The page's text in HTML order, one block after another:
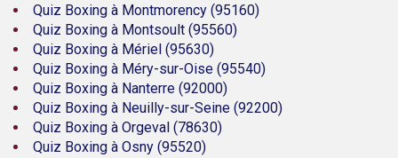
Quiz Boxing à Montmorency (95160)
Quiz Boxing à Montsoult (95560)
Quiz Boxing à Mériel (95630)
Quiz Boxing à Méry-sur-Oise (95540)
Quiz Boxing à Nanterre (92000)
Quiz Boxing à Neuilly-sur-Seine (92200)
Quiz Boxing à Orgeval (78630)
Quiz Boxing à Osny (95520)